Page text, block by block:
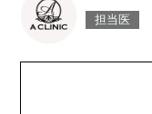
生じることがありますが
た、稀にアレルギー反応
費用：
レスチレンリフト※横浜
担当医